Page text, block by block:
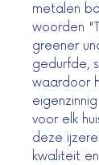
metalen
woorden
greener
gedurfde,
waardoor
voor elk
deze
kwaliteit